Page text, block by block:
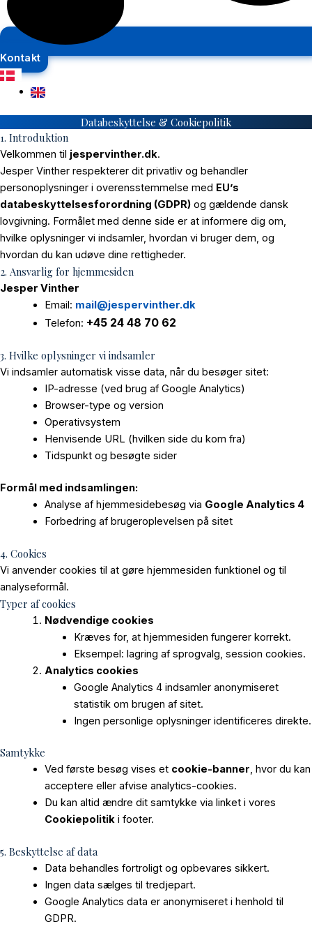
Kontakt
Databeskyttelse & Cookiepolitik
1. Introduktion
Velkommen til jespervinther.dk.
Jesper Vinther respekterer dit privatliv og behandler
personoplysninger i overensstemmelse med EU’s
databeskyttelsesforordning (GDPR) og gældende dansk
lovgivning. Formålet med denne side er at informere dig om,
hvilke oplysninger vi indsamler, hvordan vi bruger dem, og
hvordan du kan udøve dine rettigheder.
2. Ansvarlig for hjemmesiden
Jesper Vinther
Email: mail@jespervinther.dk
Telefon: +45 24 48 70 62
3. Hvilke oplysninger vi indsamler
Vi indsamler automatisk visse data, når du besøger sitet:
IP-adresse (ved brug af Google Analytics)
Browser-type og version
Operativsystem
Henvisende URL (hvilken side du kom fra)
Tidspunkt og besøgte sider
Formål med indsamlingen:
Analyse af hjemmesidebesøg via Google Analytics 4
Forbedring af brugeroplevelsen på sitet
4. Cookies
Vi anvender cookies til at gøre hjemmesiden funktionel og til
analyseformål.
Typer af cookies
Nødvendige cookies
Kræves for, at hjemmesiden fungerer korrekt.
Eksempel: lagring af sprogvalg, session cookies.
Analytics cookies
Google Analytics 4 indsamler anonymiseret
statistik om brugen af sitet.
Ingen personlige oplysninger identificeres direkte.
Samtykke
Ved første besøg vises et cookie-banner, hvor du kan
acceptere eller afvise analytics-cookies.
Du kan altid ændre dit samtykke via linket i vores
Cookiepolitiki footer.
5. Beskyttelse af data
Data behandles fortroligt og opbevares sikkert.
Ingen data sælges til tredjepart.
Google Analytics data er anonymiseret i henhold til
GDPR.